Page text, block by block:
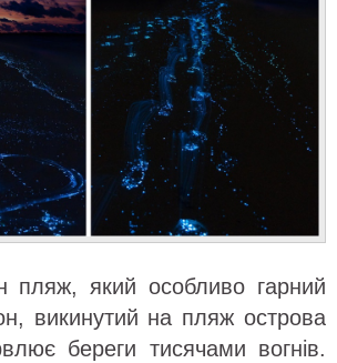
пляж, який особливо гарний
викинутий на пляж острова
береги тисячами вогнів.